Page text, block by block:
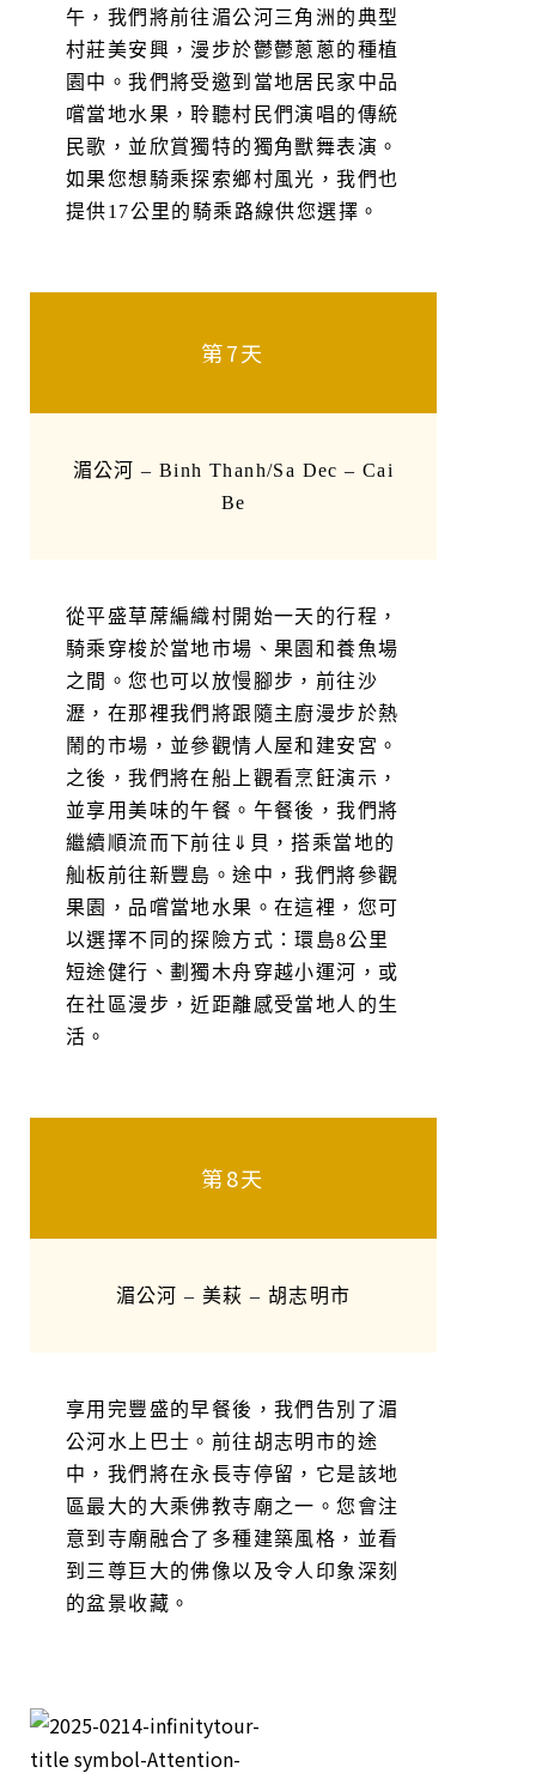
午，我們將前往湄公河三角洲的典型
村莊美安興，漫步於鬱鬱蔥蔥的種植
園中。我們將受邀到當地居民家中品
嚐當地水果，聆聽村民們演唱的傳統
民歌，並欣賞獨特的獨角獸舞表演。
如果您想騎乘探索鄉村風光，我們也
提供17公里的騎乘路線供您選擇。
第7天
湄公河 – Binh Thanh/Sa Dec – Cai
Be
從平盛草蓆編織村開始一天的行程，
騎乘穿梭於當地市場、果園和養魚場
之間。您也可以放慢腳步，前往沙
瀝，在那裡我們將跟隨主廚漫步於熱
鬧的市場，並參觀情人屋和建安宮。
之後，我們將在船上觀看烹飪演示，
並享用美味的午餐。午餐後，我們將
繼續順流而下前往⇓貝，搭乘當地的
舢板前往新豐島。途中，我們將參觀
果園，品嚐當地水果。在這裡，您可
以選擇不同的探險方式：環島8公里
短途健行、劃獨木舟穿越小運河，或
在社區漫步，近距離感受當地人的生
活。
第8天
湄公河 – 美萩 – 胡志明市
享用完豐盛的早餐後，我們告別了湄
公河水上巴士。前往胡志明市的途
中，我們將在永長寺停留，它是該地
區最大的大乘佛教寺廟之一。您會注
意到寺廟融合了多種建築風格，並看
到三尊巨大的佛像以及令人印象深刻
的盆景收藏。